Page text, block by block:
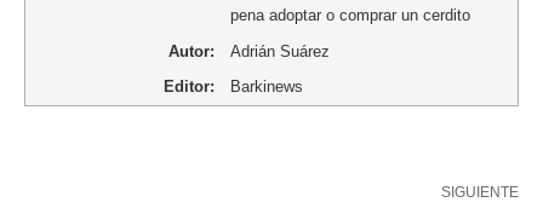
pena adoptar o comprar un cerdito
Autor:
Adrián Suárez
Editor:
Barkinews
SIGUIENTE